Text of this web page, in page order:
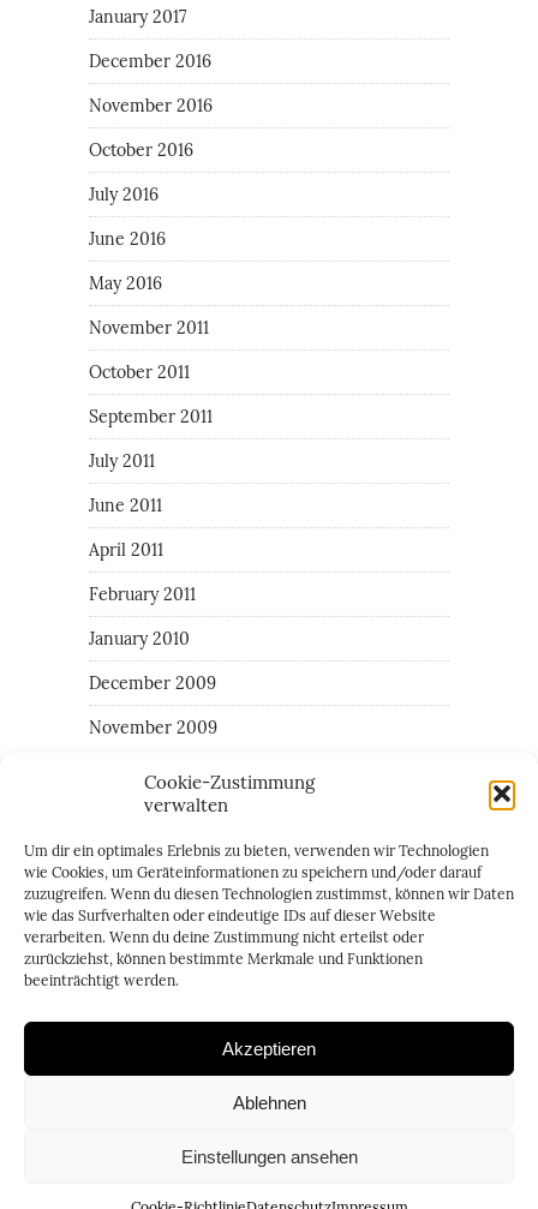
Cookie-Zustimmung
verwalten
Um dir ein optimales Erlebnis zu bieten, verwenden wir Technologien
wie Cookies, um Geräteinformationen zu speichern und/oder darauf
zuzugreifen. Wenn du diesen Technologien zustimmst, können wir Daten
wie das Surfverhalten oder eindeutige IDs auf dieser Website
verarbeiten. Wenn du deine Zustimmung nicht erteilst oder
zurückziehst, können bestimmte Merkmale und Funktionen
beeinträchtigt werden.
Akzeptieren
Ablehnen
Einstellungen ansehen
January 2017
December 2016
November 2016
October 2016
July 2016
June 2016
May 2016
November 2011
October 2011
September 2011
July 2011
June 2011
April 2011
February 2011
January 2010
December 2009
November 2009
CATEGORIES
All around the the area of Giulia
Family
Random daily things